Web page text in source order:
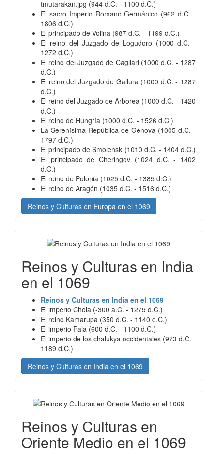
tmutarakan.jpg (944 d.C. - 1100 d.C.)
El sacro Imperio Romano Germánico (962 d.C. -
1806 d.C.)
El principado de Volina (987 d.C. - 1199 d.C.)
El reino del Juzgado de Logudoro (1000 d.C. -
1272 d.C.)
El reino del Juzgado de Cagliari (1000 d.C. - 1287
d.C.)
El reino del Juzgado de Gallura (1000 d.C. - 1287
d.C.)
El reino del Juzgado de Arborea (1000 d.C. - 1420
d.C.)
El reino de Hungría (1000 d.C. - 1526 d.C.)
La Serenísima República de Génova (1005 d.C. -
1797 d.C.)
El principado de Smolensk (1010 d.C. - 1404 d.C.)
El principado de Cheringov (1024 d.C. - 1402
d.C.)
El reino de Polonia (1025 d.C. - 1385 d.C.)
El reino de Aragón (1035 d.C. - 1516 d.C.)
Reinos y Culturas en Europa en el 1069
Reinos y Culturas en India
en el 1069
Reinos y Culturas en India en el 1069
El imperio Chola (-300 a.C. - 1279 d.C.)
El reino Kamarupa (350 d.C. - 1140 d.C.)
El imperio Pala (600 d.C. - 1100 d.C.)
El imperio de los chalukya occidentales (973 d.C. -
1189 d.C.)
Reinos y Culturas en India en el 1069
Reinos y Culturas en
Oriente Medio en el 1069